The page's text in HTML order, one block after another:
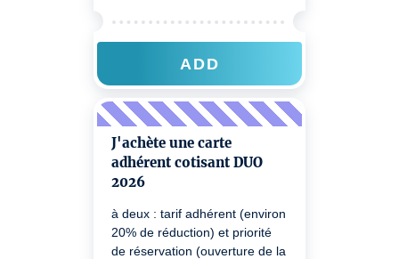
ADD
J'achète une carte
adhérent cotisant DUO
2026
à deux : tarif adhérent (environ
20% de réduction) et priorité
de réservation (ouverture de la